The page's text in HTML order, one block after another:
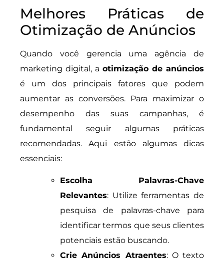
Melhores Práticas de
Otimização de Anúncios
Quando você gerencia uma agência de
marketing digital, a otimização de anúncios
é um dos principais fatores que podem
aumentar as conversões. Para maximizar o
desempenho das suas campanhas, é
fundamental seguir algumas práticas
recomendadas. Aqui estão algumas dicas
essenciais:
Escolha Palavras-Chave
Relevantes: Utilize ferramentas de
pesquisa de palavras-chave para
identificar termos que seus clientes
potenciais estão buscando.
Crie Anúncios Atraentes: O texto